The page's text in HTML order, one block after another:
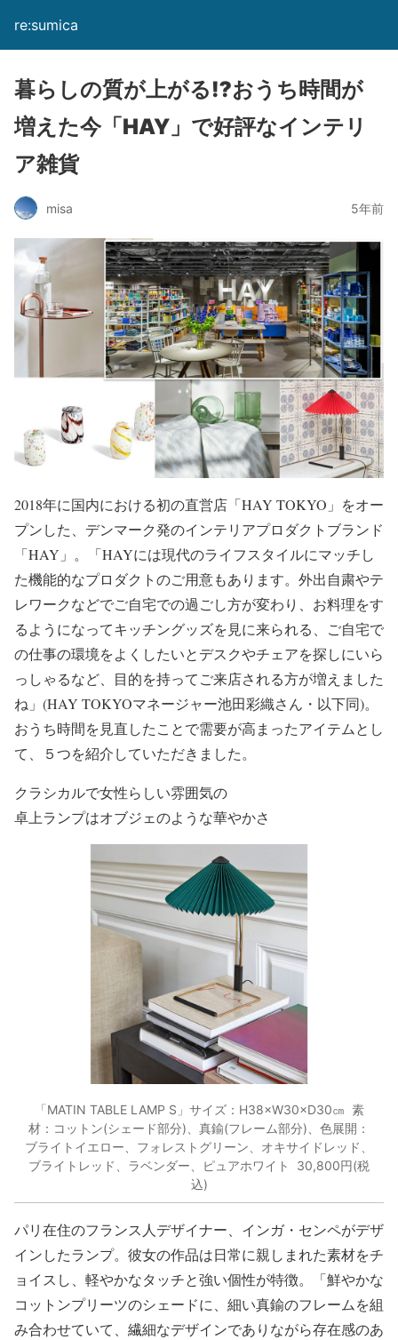
re:sumica
暮らしの質が上がる⁉おうち時間が
増えた今「HAY」で好評なインテリ
ア雑貨
misa 5年前
2018年に国内における初の直営店「HAY TOKYO」をオー
プンした、デンマーク発のインテリアプロダクトブランド
「HAY」。「HAYには現代のライフスタイルにマッチし
た機能的なプロダクトのご用意もあります。外出自粛やテ
レワークなどでご自宅での過ごし方が変わり、お料理をす
るようになってキッチングッズを見に来られる、ご自宅で
の仕事の環境をよくしたいとデスクやチェアを探しにいら
っしゃるなど、目的を持ってご来店される方が増えました
ね」(HAY TOKYOマネージャー池田彩織さん・以下同)。
おうち時間を見直したことで需要が高まったアイテムとし
て、５つを紹介していただきました。
クラシカルで女性らしい雰囲気の
卓上ランプはオブジェのような華やかさ
「MATIN TABLE LAMP S」サイズ：H38×W30×D30㎝ 素
材：コットン(シェード部分)、真鍮(フレーム部分)、色展開：
ブライトイエロー、フォレストグリーン、オキサイドレッド、
ブライトレッド、ラベンダー、ピュアホワイト 30,800円(税
込)
パリ在住のフランス人デザイナー、インガ・センペがデザ
インしたランプ。彼女の作品は日常に親しまれた素材をチ
ョイスし、軽やかなタッチと強い個性が特徴。「鮮やかな
コットンプリーツのシェードに、細い真鍮のフレームを組
み合わせていて、繊細なデザインでありながら存在感のあ